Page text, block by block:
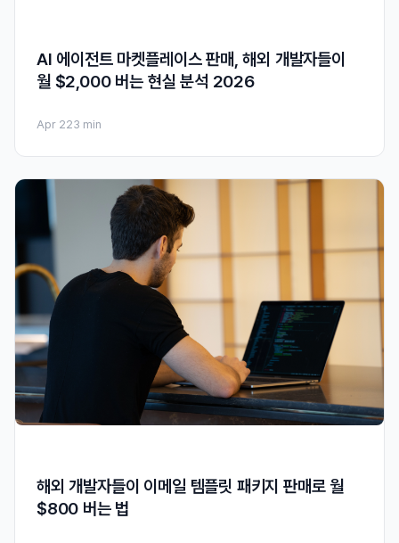
AI 에이전트 마켓플레이스 판매, 해외 개발자들이
월 $2,000 버는 현실 분석 2026
Apr 223 min
해외 개발자들이 이메일 템플릿 패키지 판매로 월
$800 버는 법